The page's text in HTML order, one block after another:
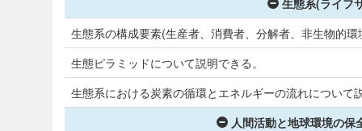
生態系(ライフ
生態系の構成要素(生産者、消費者、分解者、非生物的
生態ピラミッドについて説明できる。
生態系における炭素の循環とエネルギーの流れについて
人間活動と地球環境の